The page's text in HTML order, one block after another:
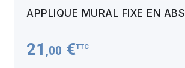
APPLIQUE MURAL FIXE EN ABS
21 ,00 €TTC